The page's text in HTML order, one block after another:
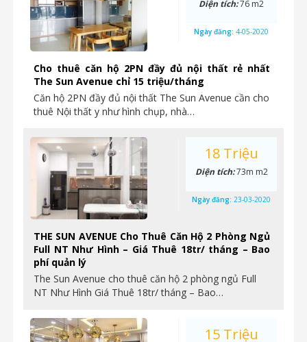
Cho thuê căn hộ 2PN đầy đủ nội thất rẻ nhất
The Sun Avenue chỉ 15 triệu/tháng
Căn hộ 2PN đầy đủ nội thất The Sun Avenue cần cho
thuê Nội thất y như hình chụp, nhà…
Diện tích:76 m2
Ngày đăng: 4-05-2020
THE SUN AVENUE Cho Thuê Căn Hộ 2 Phòng Ngủ
Full NT Như Hình – Giá Thuê 18tr/ tháng – Bao
phí quản lý
The Sun Avenue cho thuê căn hộ 2 phòng ngủ Full
NT Như Hình Giá Thuê 18tr/ tháng – Bao…
18 Triệu
Diện tích:73m m2
Ngày đăng: 23-03-2020
15 Triệu